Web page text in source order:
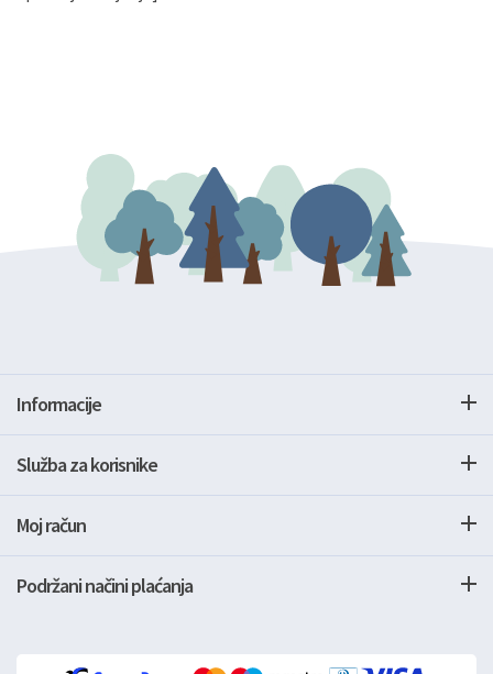
Informacije
Služba za korisnike
Moj račun
Podržani načini plaćanja